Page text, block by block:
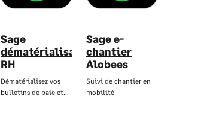
Sage
dématérialisation
RH
Dématérialisez vos
bulletins de paie et…
Sage e-
chantier
Alobees
Suivi de chantier en
mobilité